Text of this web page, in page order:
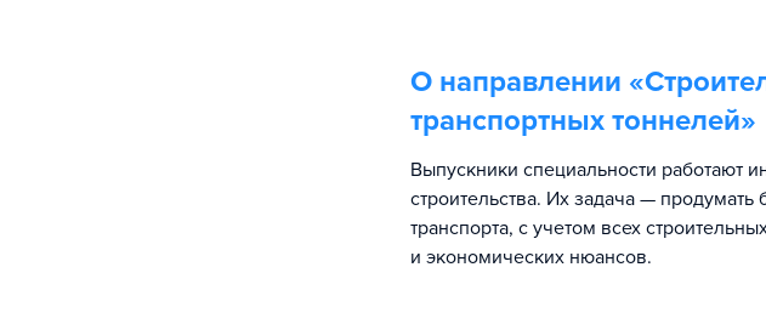
О направлении «
транспортных тоннелей»
Выпускники специальности работают
строительства. Их задача —
транспорта, с учетом всех
и экономических нюансов.